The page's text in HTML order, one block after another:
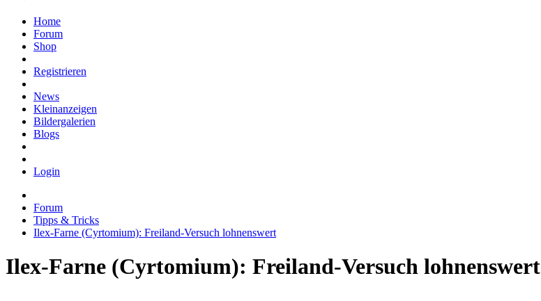
Home
Forum
Shop
Registrieren
News
Kleinanzeigen
Bildergalerien
Blogs
Login
Forum
Tipps & Tricks
Ilex-Farne (Cyrtomium): Freiland-Versuch lohnenswert
Ilex-Farne (Cyrtomium): Freiland-Versuch lohnenswert